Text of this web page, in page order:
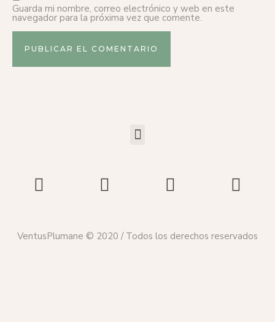
Guarda mi nombre, correo electrónico y web en este
navegador para la próxima vez que comente.
VentusPlumane © 2020 / Todos los derechos reservados